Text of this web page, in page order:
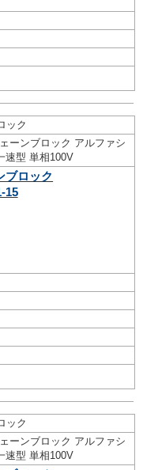
ック
ーンブロック アルファシ
速型 単相100V
ブロック
15
ック
ーンブロック アルファシ
速型 単相100V